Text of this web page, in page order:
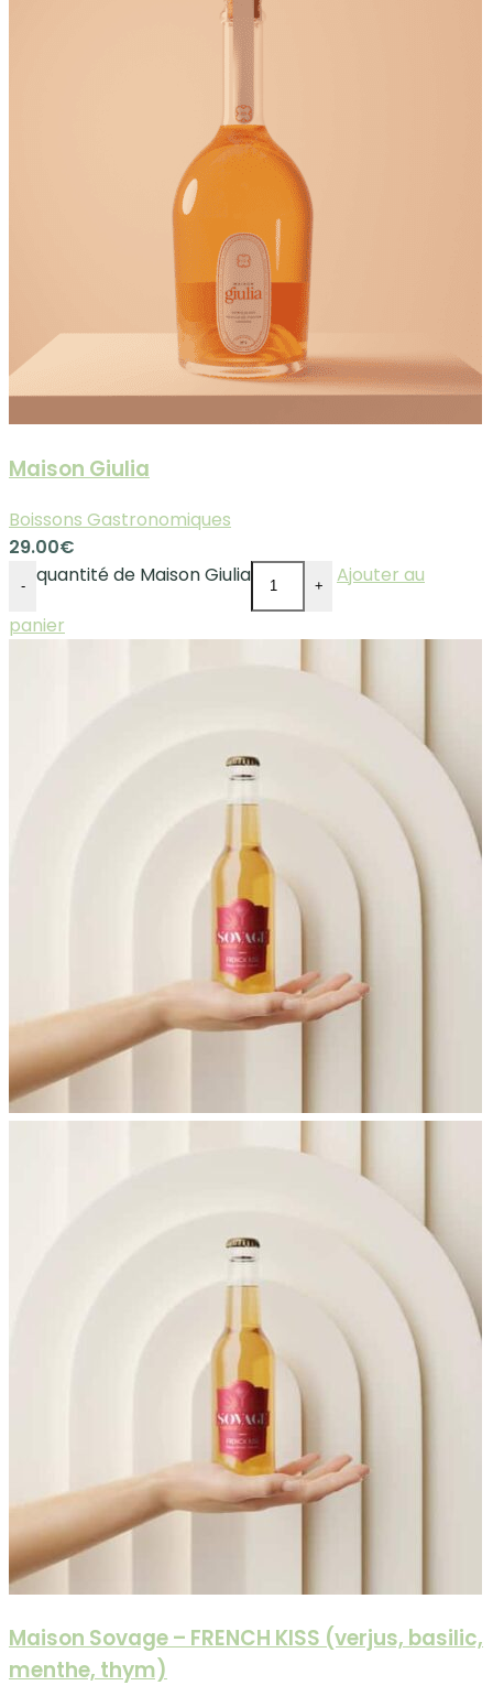
Maison Giulia
Boissons Gastronomiques
29.00€
- quantité de Maison Giulia +
Ajouter au
panier
Maison Sovage – FRENCH KISS (verjus, basilic,
menthe, thym)